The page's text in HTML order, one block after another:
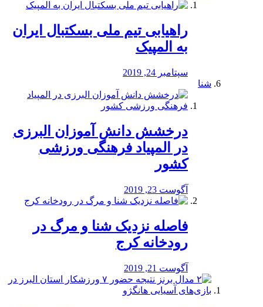
راهیابی تیم ملی بسکتبال ایران
به المپیک
سپتامبر 24, 2019
شنا
درخشش دانش آموزان البرزی
در المپیاد فرهنگی ورزشی
کشور
آگوست 23, 2019
️فاصله نزدیک شنا و مرگ در
رودخانه کرج
آگوست 21, 2019